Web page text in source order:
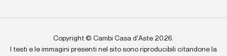
Copyright © Cambi Casa d'Aste 2026.
I testi e le immagini presenti nel sito sono riproducibili citandone la